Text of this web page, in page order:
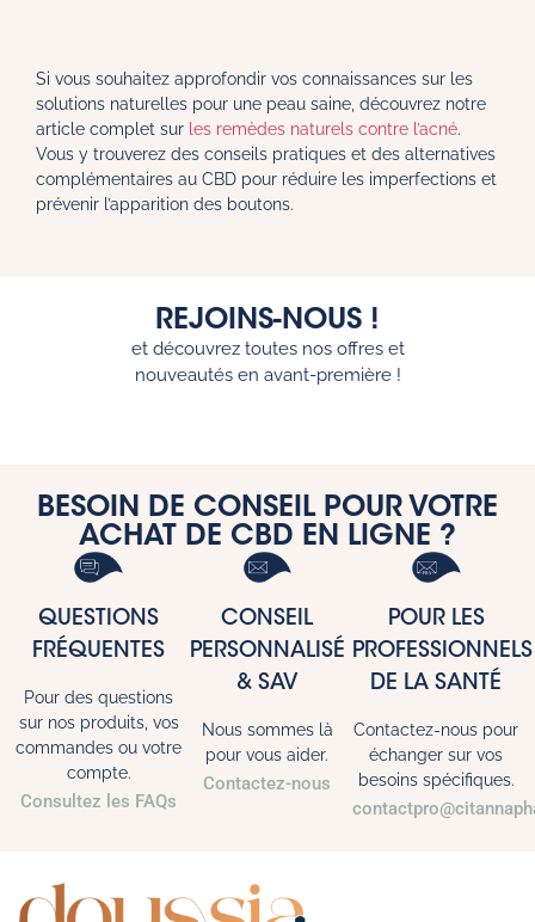
Si vous souhaitez approfondir vos connaissances sur les
solutions naturelles pour une peau saine, découvrez notre
article complet sur les remèdes naturels contre l’acné.
Vous y trouverez des conseils pratiques et des alternatives
complémentaires au CBD pour réduire les imperfections et
prévenir l’apparition des boutons.
REJOINS-NOUS !
et découvrez toutes nos offres et
nouveautés en avant-première !
BESOIN DE CONSEIL POUR VOTRE
ACHAT DE CBD EN LIGNE ?
QUESTIONS
FRÉQUENTES
Pour des questions
sur nos produits, vos
commandes ou votre
compte.
Consultez les FAQs
CONSEIL
PERSONNALISÉ
& SAV
Nous sommes là
pour vous aider.
Contactez-nous
POUR LES
PROFESSIONNELS
DE LA SANTÉ
Contactez-nous pour
échanger sur vos
besoins spécifiques.